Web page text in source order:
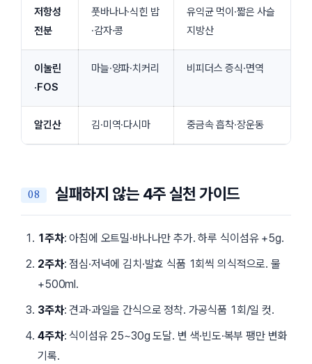
저항성
전분
풋바나나·식힌 밥
·감자·콩
유익균 먹이·짧은 사슬
지방산
이눌린
·FOS
마늘·양파·치커리 비피더스 증식·면역
알긴산 김·미역·다시마 중금속 흡착·장운동
실패하지 않는 4주 실천 가이드
1주차: 아침에 오트밀·바나나만 추가. 하루 식이섬유 +5g.
2주차: 점심·저녁에 김치·발효 식품 1회씩 의식적으로. 물
+500ml.
3주차: 견과·과일을 간식으로 정착. 가공식품 1회/일 컷.
4주차: 식이섬유 25~30g 도달. 변 색·빈도·복부 팽만 변화
기록.